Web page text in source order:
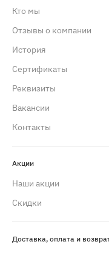
Кто мы
Отзывы о компании
История
Сертификаты
Реквизиты
Вакансии
Контакты
Акции
Наши акции
Скидки
Доставка, оплата и